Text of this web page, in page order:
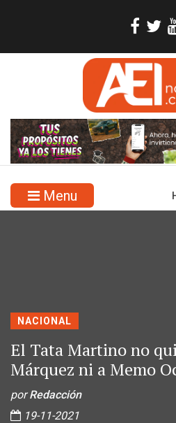
Menu
NACIONAL
El Tata Martino no
Márquez ni a Memo
porRedacción
19-11-2021